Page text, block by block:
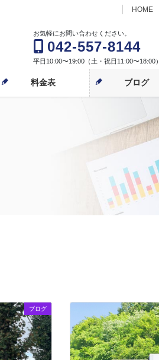
HOME
お気軽にお問い合わせください。
042-557-8144
平日10:00〜19:00（土・祝日11:00〜18:00）
料金表 ブログ
ブログ